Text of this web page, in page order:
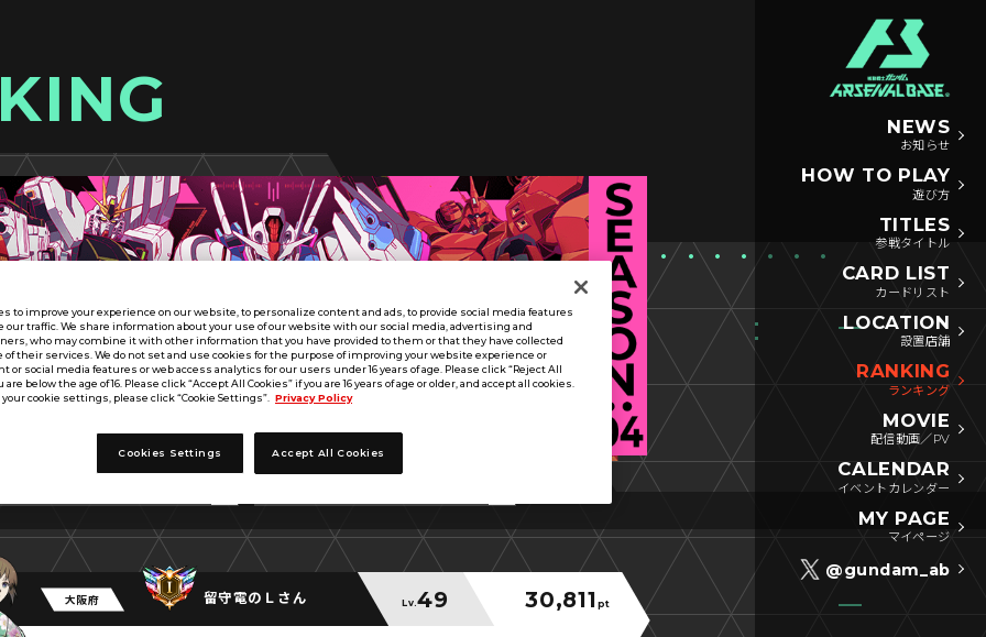
NEWS
お知らせ
HOW TO PLAY
遊び方
TITLES
参戦タイトル
CARD LIST
カードリスト
LOCATION
設置店舗
RANKING
ランキング
MOVIE
配信動画／PV
CALENDAR
イベントカレンダー
MY PAGE
マイページ
@gundam_ab
大阪府 留守電のＬさん Lv.49 30,811 pt
to improve your experience on our website, to personalize content and ads, to provide social media features
our traffic. We share information about your use of our website with our social media, advertising and
who may combine it with other information that you have provided to them or that they have collected
of their services. We do not set and use cookies for the purpose of improving your website experience or
or social media features or web access analytics for our users under 16 years of age. Please click “Reject All
are below the age of 16. Please click “Accept All Cookies” if you are 16 years of age or older, and accept all cookies.
cookie settings, please click “Cookie Settings”. Privacy Policy
Cookies Settings Accept All Cookies